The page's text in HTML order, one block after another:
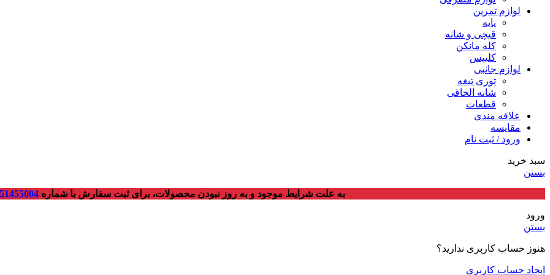
لوازم تمرین
پایه
قیچی و شانه
کله مانکن
کلیپس
لوازم جانبی
توری تیغه
شانه الحاقی
قطعات
علاقه مندی
مقایسه
ورود / ثبت نام
سبد خرید
بستن
به علت شرایط موجود و به روز نبودن محصولات، برای ثبت سفارش با شماره
ورود
بستن
هنوز حساب کاربری ندارید؟
ایجاد حساب کاربری